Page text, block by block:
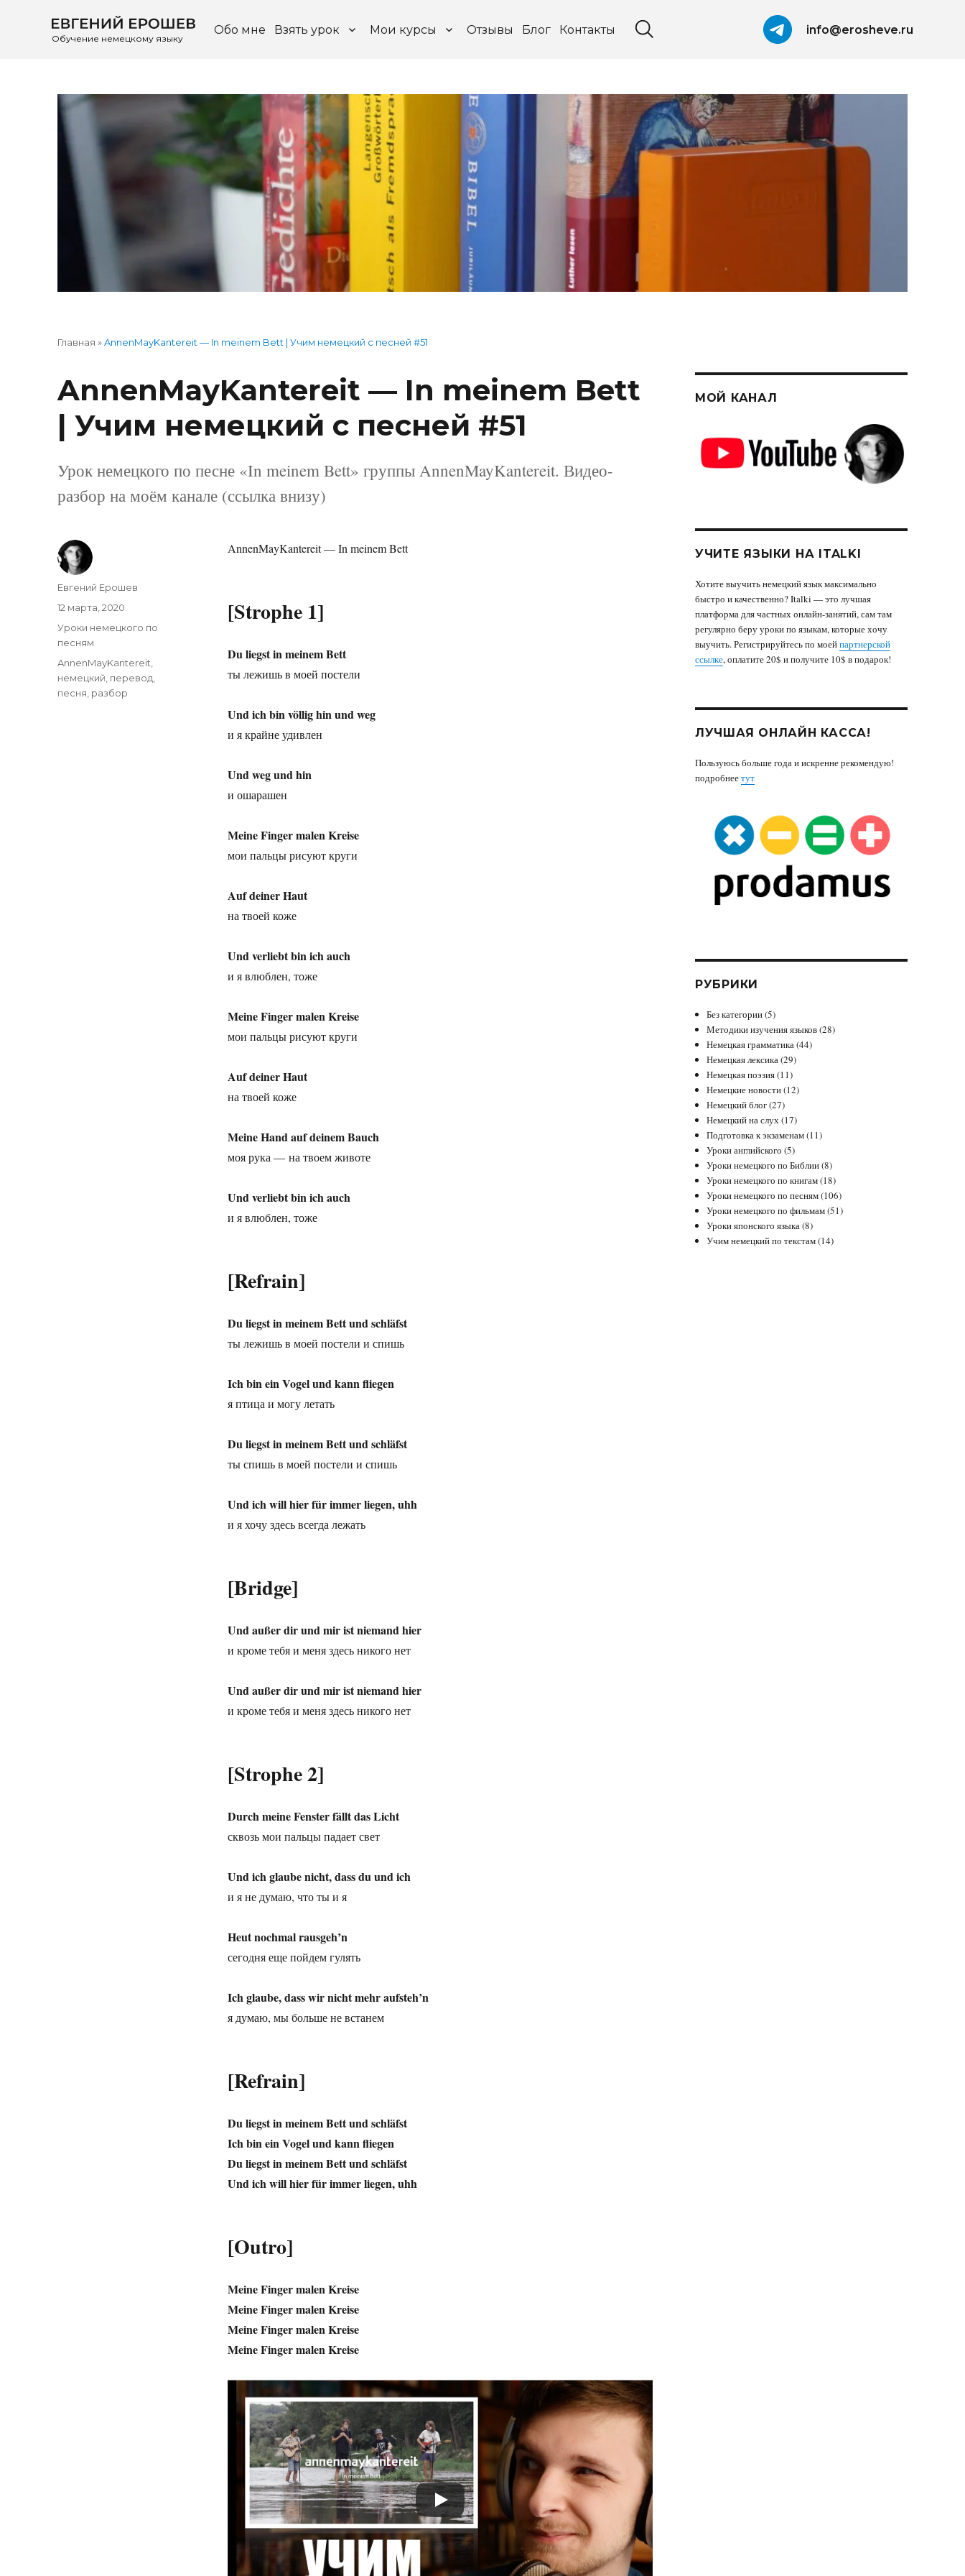
Обучение немецкому языку
Обо мне Взять урок Мои курсы Отзывы Блог Контакты info@erosheve.ru
Главная »AnnenMayKantereit — In meinem Bett | Учим немецкий с песней #51
AnnenMayKantereit — In meinem Bett
| Учим немецкий с песней #51
Урок немецкого по песне «In meinem Bett» группы AnnenMayKantereit. Видео-
разбор на моём канале (ссылка внизу)
AnnenMayKantereit — In meinem Bett
[Strophe 1]
Du liegst in meinem Bett
ты лежишь в моей постели
Und ich bin völlig hin und weg
и я крайне удивлен
Und weg und hin
и ошарашен
Meine Finger malen Kreise
мои пальцы рисуют круги
Auf deiner Haut
на твоей коже
Und verliebt bin ich auch
и я влюблен, тоже
Meine Finger malen Kreise
мои пальцы рисуют круги
Auf deiner Haut
на твоей коже
Meine Hand auf deinem Bauch
моя рука — на твоем животе
Und verliebt bin ich auch
и я влюблен, тоже
[Refrain]
Du liegst in meinem Bett und schläfst
ты лежишь в моей постели и спишь
Ich bin ein Vogel und kann fliegen
я птица и могу летать
Du liegst in meinem Bett und schläfst
ты спишь в моей постели и спишь
Und ich will hier für immer liegen, uhh
и я хочу здесь всегда лежать
[Bridge]
Und außer dir und mir ist niemand hier
и кроме тебя и меня здесь никого нет
Und außer dir und mir ist niemand hier
и кроме тебя и меня здесь никого нет
[Strophe 2]
Durch meine Fenster fällt das Licht
сквозь мои пальцы падает свет
Und ich glaube nicht, dass du und ich
и я не думаю, что ты и я
Heut nochmal rausgeh’n
сегодня еще пойдем гулять
Ich glaube, dass wir nicht mehr aufsteh’n
я думаю, мы больше не встанем
[Refrain]
Du liegst in meinem Bett und schläfst
Ich bin ein Vogel und kann fliegen
Du liegst in meinem Bett und schläfst
Und ich will hier für immer liegen, uhh
[Outro]
Meine Finger malen Kreise
Meine Finger malen Kreise
Meine Finger malen Kreise
Meine Finger malen Kreise
Автор
Евгений Ерошев
Опубликовано
12 марта, 2020
Рубрики
Уроки немецкого по
песням
Метки
AnnenMayKantereit
немецкий перевод
песня разбор
МОЙ КАНАЛ
УЧИТЕ ЯЗЫКИ НА ITALKI
Хотите выучить немецкий язык максимально
быстро и качественно? Italki — это лучшая
платформа для частных онлайн-занятий, сам там
регулярно беру уроки по языкам, которые хочу
выучить. Регистрируйтесь по моейпартнерской
ссылке, оплатите 20$ и получите 10$ в подарок!
ЛУЧШАЯ ОНЛАЙН КАССА!
Пользуюсь больше года и искренне рекомендую!
подробнеетут
РУБРИКИ
Без категории(5)
Методики изучения языков(28)
Немецкая грамматика(44)
Немецкая лексика(29)
Немецкая поэзия(11)
Немецкие новости(12)
Немецкий блог(27)
Немецкий на слух(17)
Подготовка к экзаменам(11)
Уроки английского (5)
Уроки немецкого по Библии(8)
Уроки немецкого по книгам(18)
Уроки немецкого по песням(106)
Уроки немецкого по фильмам(51)
Уроки японского языка(8)
Учим немецкий по текстам(14)